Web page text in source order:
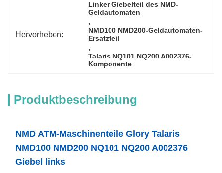
Hervorheben:
Linker Giebelteil des NMD-
Geldautomaten
,
NMD100 NMD200-Geldautomaten-
Ersatzteil
,
Talaris NQ101 NQ200 A002376-
Komponente
Produktbeschreibung
NMD ATM-Maschinenteile Glory Talaris
NMD100 NMD200 NQ101 NQ200 A002376
Giebel links